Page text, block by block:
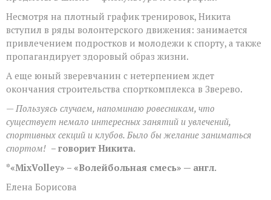
Несмотря на плотный график тренировок, Никита
вступил в ряды волонтерского движения: занимается
привлечением подростков и молодежи к спорту, а также
пропагандирует здоровый образ жизни.
А еще юный зверевчанин с нетерпением ждет
окончания строительства спорткомплекса в Зверево.
— Пользуясь случаем, напоминаю ровесникам, что
существует немало интересных занятий и увлечений,
спортивных секций и клубов. Было бы желание заниматься
спортом! – говорит Никита.
*«MixVolley» – «Волейбольная смесь» — англ.
Елена Борисова